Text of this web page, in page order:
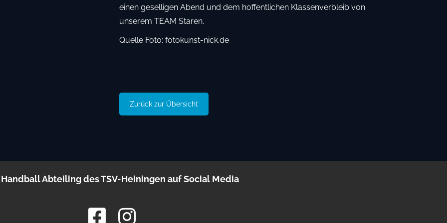
einen geselligen Abend und dem hoffentlichen Klassenverbleib von
unserem TEAM Staren.
Quelle Foto: fotokunst-nick.de
.
Zurück zur Übersicht
Abteiling des TSV-Heiningen auf Social Media